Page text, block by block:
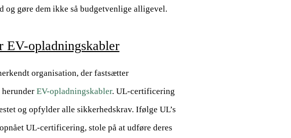
og gøre dem ikke så budgetvenlige alligevel.
EV-opladningskabler
organisation, der fastsætter
EV-opladningskabler. UL-certificering
og opfylder alle sikkerhedskrav. Ifølge UL’s
UL-certificering, stole på at udføre deres